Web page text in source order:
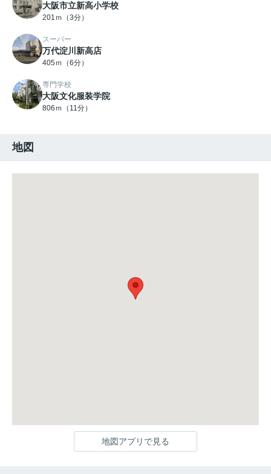
大阪市立新高小学校
201ｍ（3分）
スーパー
万代淀川新高店
405ｍ（6分）
専門学校
大阪文化服装学院
806ｍ（11分）
地図
地図アプリで見る